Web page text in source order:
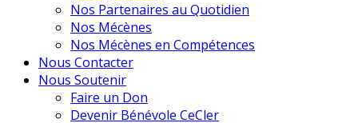
Nos Partenaires au Quotidien
Nos Mécènes
Nos Mécènes en Compétences
Nous Contacter
Nous Soutenir
Faire un Don
Devenir Bénévole CeCler